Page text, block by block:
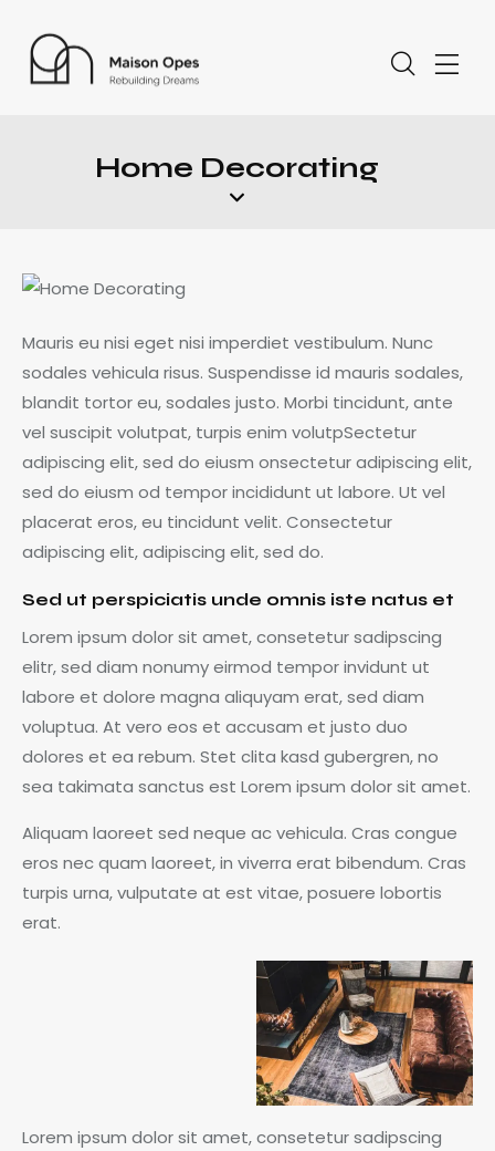
Home Decorating
Mauris eu nisi eget nisi imperdiet vestibulum. Nunc
sodales vehicula risus. Suspendisse id mauris sodales,
blandit tortor eu, sodales justo. Morbi tincidunt, ante
vel suscipit volutpat, turpis enim volutpSectetur
adipiscing elit, sed do eiusm onsectetur adipiscing elit,
sed do eiusm od tempor incididunt ut labore. Ut vel
placerat eros, eu tincidunt velit. Consectetur
adipiscing elit, adipiscing elit, sed do.
Sed ut perspiciatis unde omnis iste natus et
Lorem ipsum dolor sit amet, consetetur sadipscing
elitr, sed diam nonumy eirmod tempor invidunt ut
labore et dolore magna aliquyam erat, sed diam
voluptua. At vero eos et accusam et justo duo
dolores et ea rebum. Stet clita kasd gubergren, no
sea takimata sanctus est Lorem ipsum dolor sit amet.
Aliquam laoreet sed neque ac vehicula. Cras congue
eros nec quam laoreet, in viverra erat bibendum. Cras
turpis urna, vulputate at est vitae, posuere lobortis
erat.
Lorem ipsum dolor sit amet, consetetur sadipscing